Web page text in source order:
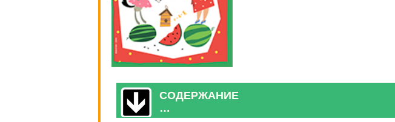
СОДЕРЖАНИЕ
…